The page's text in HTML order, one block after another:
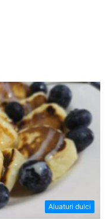
Aluaturi dulci